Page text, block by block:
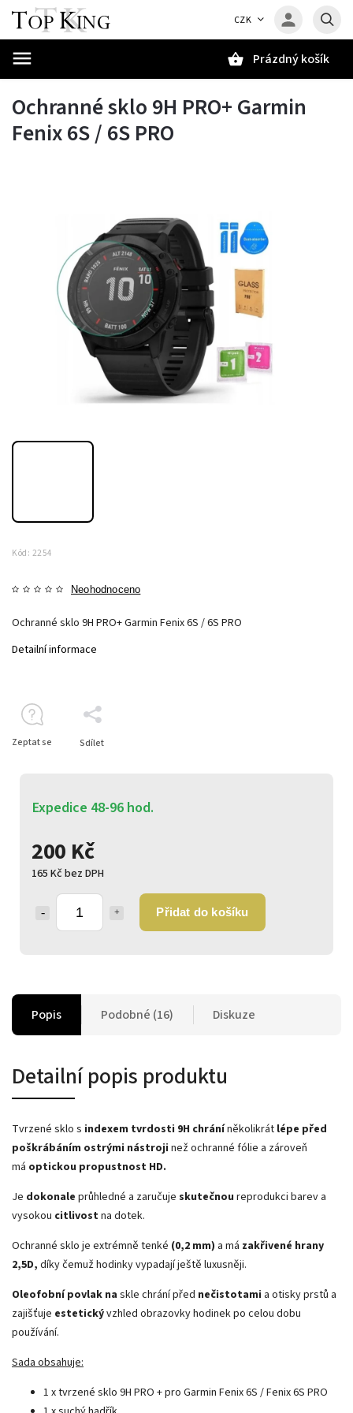
CZK
Prázdný košík
Ochranné sklo 9H PRO+ Garmin
Fenix 6S / 6S PRO
Kód: 2254
Neohodnoceno
200 Kč
165 Kč bez DPH
Přidat do košíku
Expedice 48-96 hod.
Ochranné sklo 9H PRO+ Garmin Fenix 6S / 6S PRO
Detailní informace
Zeptat se Sdílet
Popis Podobné (16) Diskuze
Detailní popis produktu
Tvrzené sklo s indexem tvrdosti 9H chráníněkolikrát lépe před
poškrábáním ostrými nástroji nežochranné fólie a zároveň
má optickou propustnost HD.
Je dokonale průhledné a zaručuje skutečnou reprodukci barev a
vysokou citlivostna dotek.
Ochranné sklo je extrémně tenké (0,2 mm) a má zakřivené hrany
2,5D, díky čemuž hodinky vypadají ještě luxusněji.
Oleofobní povlak na skle chrání před nečistotami a otisky prstů a
zajišťuje estetickývzhled obrazovky hodinek po celou dobu
používání.
Sada obsahuje:
1 x tvrzené sklo 9H PRO + pro Garmin Fenix ​​6S / Fenix 6S PRO